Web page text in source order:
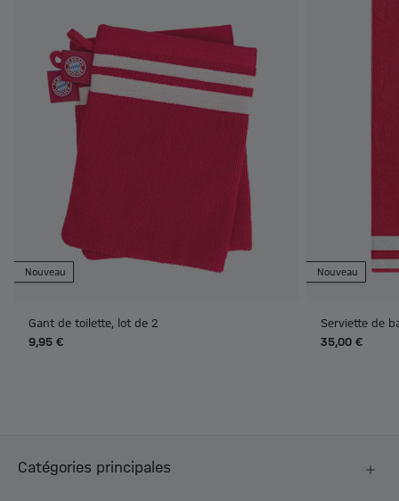
Nouveau
Gant de toilette, lot de 2
9,95 €
Nouveau
Serviette de
35,00 €
Catégories principales